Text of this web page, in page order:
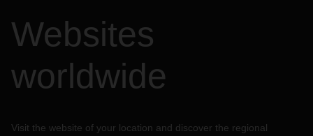
Websites
worldwide
Visit the website of your location and discover the regional